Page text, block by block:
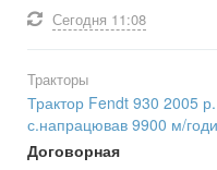
Сегодня 11:08
Тракторы
Трактор Fendt 930 2005
с.напрацював 9900 м/
Договорная